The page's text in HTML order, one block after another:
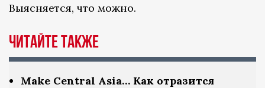
Выясняется, что можно.
Читайте также
Make Central Asia… Как отразится